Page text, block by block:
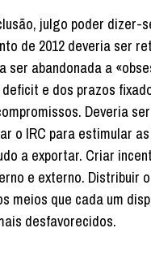
julgo poder dizer-
de 2012 deveria ser
ser abandonada a
e dos prazos
Deveria
o IRC para estimular
a exportar. Criar
e externo. Distribuir
meios que cada um
desfavorecidos.